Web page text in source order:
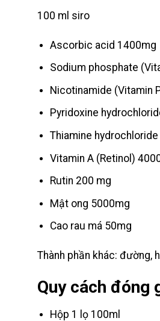
100 ml siro
Ascorbic acid 1400mg
Sodium phosphate
Nicotinamide (Vitamin
Pyridoxine
Thiamine
Vitamin A (Retinol)
Rutin 200 mg
Mật ong 5000mg
Cao rau má 50mg
Thành phần khác: đường,
Quy cách đóng
Hộp 1 lọ 100ml